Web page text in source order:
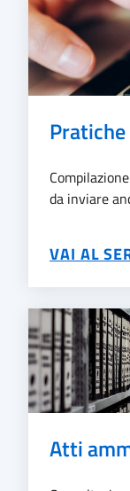
Pratiche
da inviare
VAI AL
Atti